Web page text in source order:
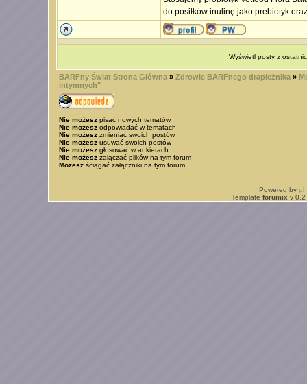
do posiłków inulinę jako prebiotyk
Wyświetl posty z
BARFny Świat Strona Główna» Zdrowie BARFnego drapieżnika»
intymnych"
Nie możeszpisać nowych tematów
Nie możeszodpowiadać w tematach
Nie możeszzmieniać swoich postów
Nie możeszusuwać swoich postów
Nie możeszgłosować w ankietach
Nie możeszzałączać plików na tym forum
Możeszściągać załączniki na tym forum
Powered by
Template forumix v 0.2